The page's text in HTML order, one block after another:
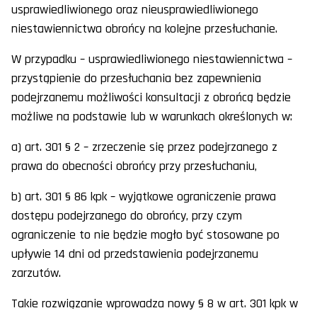
usprawiedliwionego oraz nieusprawiedliwionego
niestawiennictwa obrońcy na kolejne przesłuchanie.
W przypadku – usprawiedliwionego niestawiennictwa –
przystąpienie do przesłuchania bez zapewnienia
podejrzanemu możliwości konsultacji z obrońcą będzie
możliwe na podstawie lub w warunkach określonych w:
a) art. 301 § 2 – zrzeczenie się przez podejrzanego z
prawa do obecności obrońcy przy przesłuchaniu,
b) art. 301 § 86 kpk – wyjątkowe ograniczenie prawa
dostępu podejrzanego do obrońcy, przy czym
ograniczenie to nie będzie mogło być stosowane po
upływie 14 dni od przedstawienia podejrzanemu
zarzutów.
Takie rozwiązanie wprowadza nowy § 8 w art. 301 kpk w